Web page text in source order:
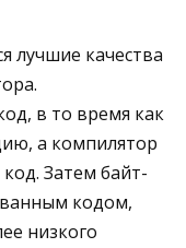
лучшие качества
в то время как
а компилятор
Затем байт-
кодом,
низкого